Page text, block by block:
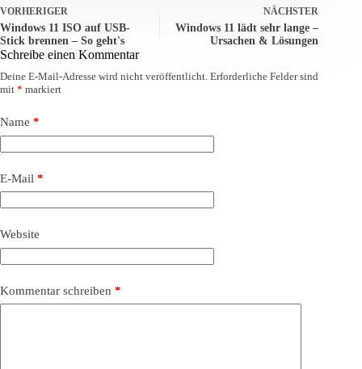
VORHERIGER
Windows 11 ISO auf USB-
Stick brennen – So geht's
NÄCHSTER
Windows 11 lädt sehr lange –
Ursachen & Lösungen
Schreibe einen Kommentar
Deine E-Mail-Adresse wird nicht veröffentlicht. Erforderliche Felder sind
mit * markiert
Name *
E-Mail *
Website
Kommentar schreiben *